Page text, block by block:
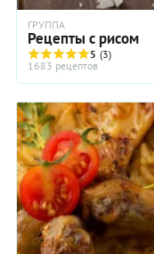
ГРУППА
Рецепты с рисом
5 (3)
1683 рецептов